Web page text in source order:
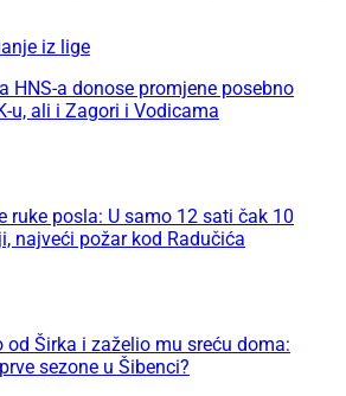
iz lige
HNS-a donose promjene posebno
u, ali i Zagori i Vodicama
ruke posla: U samo 12 sati čak 10
najveći požar kod Radučića
od Širka i zaželio mu sreću doma:
sezone u Šibenci?